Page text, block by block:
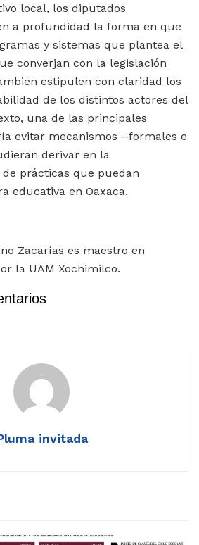
local, los diputados
a profundidad la forma en que
y sistemas que plantea el
converjan con la legislación
estipulen con claridad los
de los distintos actores del
una de las principales
evitar mecanismos ─formales e
derivar en la
prácticas que puedan
educativa en Oaxaca.
Zacarías es maestro en
la UAM Xochimilco.
invitada